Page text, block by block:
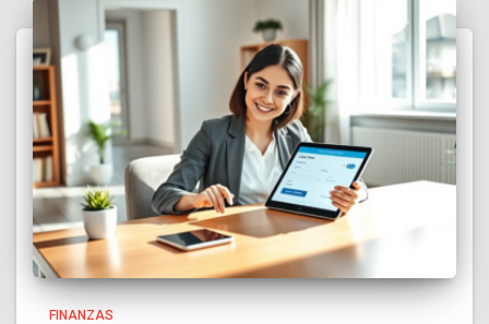
FINANZAS